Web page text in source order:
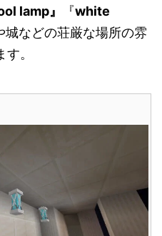
lamp』 『white
城などの荘厳な場所の雰
。